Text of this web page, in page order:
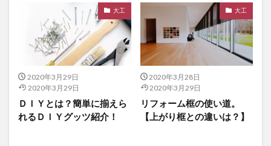
大工
2020年3月29日
2020年3月29日
ＤＩＹとは？簡単に揃えら
れるＤＩＹグッツ紹介！
大工
2020年3月28日
2020年3月29日
リフォーム框の使い道。
【上がり框との違いは？】